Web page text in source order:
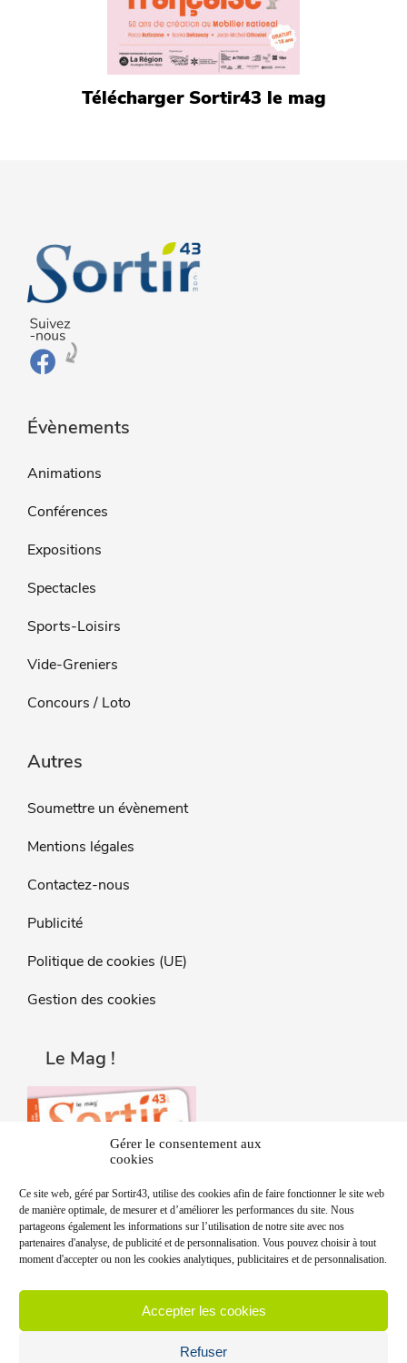
Gérer le consentement aux
cookies
Ce site web, géré par Sortir43, utilise des cookies afin de faire fonctionner le site web
de manière optimale, de mesurer et d’améliorer les performances du site. Nous
partageons également les informations sur l’utilisation de notre site avec nos
partenaires d'analyse, de publicité et de personnalisation. Vous pouvez choisir à tout
moment d'accepter ou non les cookies analytiques, publicitaires et de personnalisation.
Accepter les cookies
Refuser
Télécharger Sortir43 le mag
Évènements
Animations
Conférences
Expositions
Spectacles
Sports-Loisirs
Vide-Greniers
Concours / Loto
Autres
Soumettre un évènement
Mentions légales
Contactez-nous
Publicité
Politique de cookies (UE)
Gestion des cookies
Le Mag !